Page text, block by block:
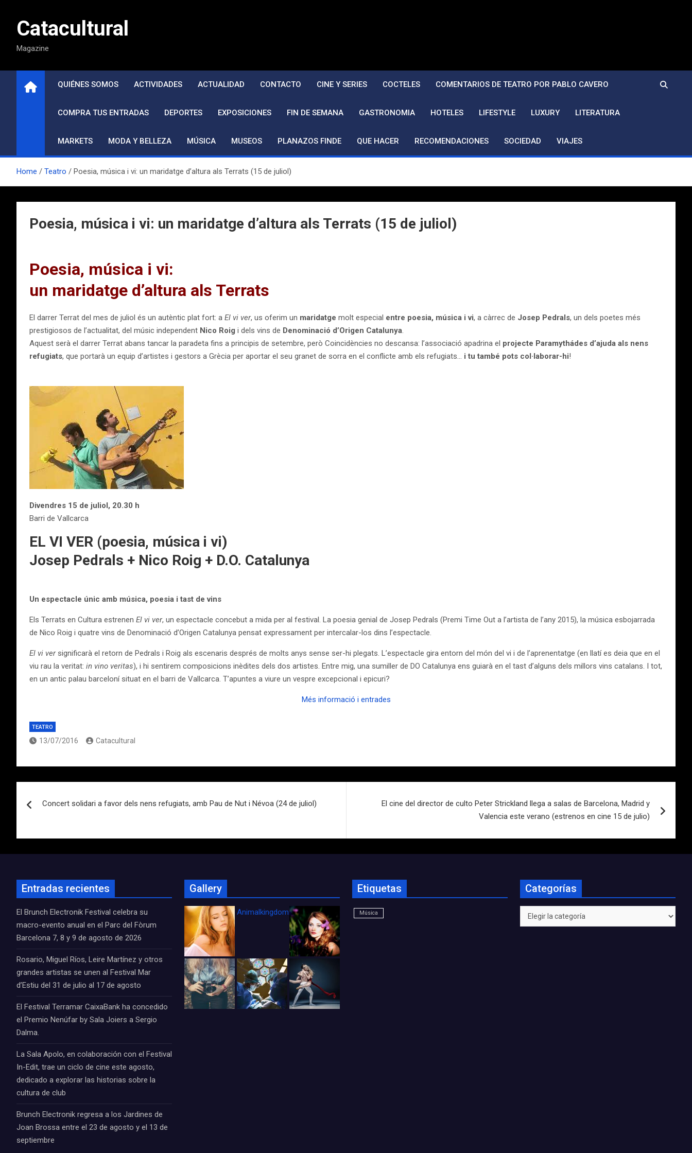
contenidoCatacultural
Magazine
QUIÉNES SOMOS ACTIVIDADES ACTUALIDAD CONTACTO CINE Y SERIES COCTELES COMENTARIOS DE TEATRO POR PABLO CAVERO
COMPRA TUS ENTRADAS DEPORTES EXPOSICIONES FIN DE SEMANA GASTRONOMIA HOTELES LIFESTYLE LUXURY LITERATURA
MARKETS MODA Y BELLEZA MÚSICA MUSEOS PLANAZOS FINDE QUE HACER RECOMENDACIONES SOCIEDAD VIAJES
Home Teatro Poesia, música i vi: un maridatge d’altura als Terrats (15 de juliol)
Poesia, música i vi: un maridatge d’altura als Terrats (15 de juliol)
Poesia, música i vi:
un maridatge d’altura als Terrats
El darrer Terrat del mes de juliol és un autèntic plat fort: a El vi ver, us oferim un maridatge molt especial entre poesia, música i vi, a càrrec de Josep Pedrals, un dels poetes més
prestigiosos de l’actualitat, del músic independent Nico Roig i dels vins de Denominació d’Origen Catalunya.
Aquest serà el darrer Terrat abans tancar la paradeta fins a principis de setembre, però Coincidències no descansa: l’associació apadrina el projecte Paramythádes d’ajuda als nens
refugiats, que portarà un equip d’artistes i gestors a Grècia per aportar el seu granet de sorra en el conflicte amb els refugiats… i tu també pots col·laborar-hi!
Divendres 15 de juliol, 20.30 h
Barri de Vallcarca
EL VI VER (poesia, música i vi)
Josep Pedrals + Nico Roig + D.O. Catalunya
Un espectacle únic amb música, poesia i tast de vins
Els Terrats en Cultura estrenen El vi ver, un espectacle concebut a mida per al festival. La poesia genial de Josep Pedrals (Premi Time Out a l’artista de l’any 2015), la música esbojarrada
de Nico Roig i quatre vins de Denominació d’Origen Catalunya pensat expressament per intercalar-los dins l’espectacle.
El vi versignificarà el retorn de Pedrals i Roig als escenaris després de molts anys sense ser-hi plegats. L’espectacle gira entorn del món del vi i de l’aprenentatge (en llatí es deia que en el
viu rau la veritat: in vino veritas), i hi sentirem composicions inèdites dels dos artistes. Entre mig, una sumiller de DO Catalunya ens guiarà en el tast d’alguns dels millors vins catalans. I tot,
en un antic palau barceloní situat en el barri de Vallcarca. T’apuntes a viure un vespre excepcional i epicuri?
Més informació i entrades
TEATRO
13/07/2016 Catacultural
de
entradas
Concert solidari a favor dels nens refugiats, amb Pau de Nut i Névoa (24 de juliol)
El cine del director de culto Peter Strickland llega a salas de Barcelona, Madrid y
Valencia este verano (estrenos en cine 15 de julio)
Entradas recientes
El Brunch Electronik Festival celebra su
macro-evento anual en el Parc del Fòrum
Barcelona 7, 8 y 9 de agosto de 2026
Rosario, Miguel Ríos, Leire Martínez y otros
grandes artistas se unen al Festival Mar
d’Estiu del 31 de julio al 17 de agosto
El Festival Terramar CaixaBank ha concedido
el Premio Nenúfar by Sala Joiers a Sergio
Dalma.
La Sala Apolo, en colaboración con el Festival
In-Edit, trae un ciclo de cine este agosto,
dedicado a explorar las historias sobre la
cultura de club
Brunch Electronik regresa a los Jardines de
Joan Brossa entre el 23 de agosto y el 13 de
septiembre
Gallery
Animalkingdom_FichaCine
Etiquetas
Música
Categorías
Categorías